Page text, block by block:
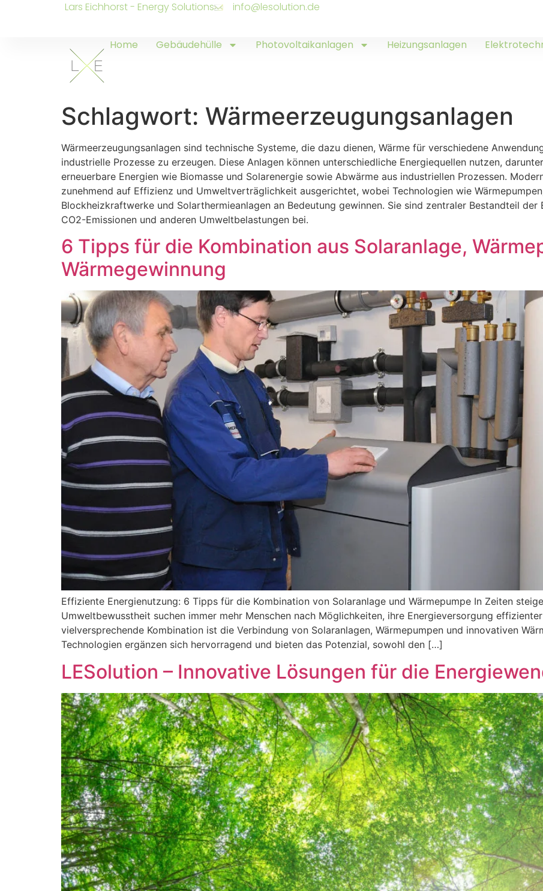
Lars Eichhorst - Energy Solutions info@lesolution.de
Home Gebäudehülle Photovoltaikanlagen Heizungsanlagen
Schlagwort: Wärmeerzeugungsanlagen
Wärmeerzeugungsanlagen sind technische Systeme, die dazu dienen, Wärme für verschiedene
industrielle Prozesse zu erzeugen. Diese Anlagen können unterschiedliche Energiequellen nutzen,
erneuerbare Energien wie Biomasse und Solarenergie sowie Abwärme aus industriellen Prozessen.
zunehmend auf Effizienz und Umweltverträglichkeit ausgerichtet, wobei Technologien wie
Blockheizkraftwerke und Solarthermieanlagen an Bedeutung gewinnen. Sie sind zentraler Bestandteil
CO2-Emissionen und anderen Umweltbelastungen bei.
6 Tipps für die Kombination aus Solaranlage,
Wärmegewinnung
Effiziente Energienutzung: 6 Tipps für die Kombination von Solaranlage und Wärmepumpe In Zeiten
Umweltbewusstheit suchen immer mehr Menschen nach Möglichkeiten, ihre Energieversorgung
vielversprechende Kombination ist die Verbindung von Solaranlagen, Wärmepumpen und innovativen
Technologien ergänzen sich hervorragend und bieten das Potenzial, sowohl den […]
LESolution – Innovative Lösungen für die